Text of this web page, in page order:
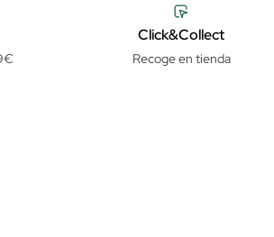
Click&Collect
Recoge en tienda